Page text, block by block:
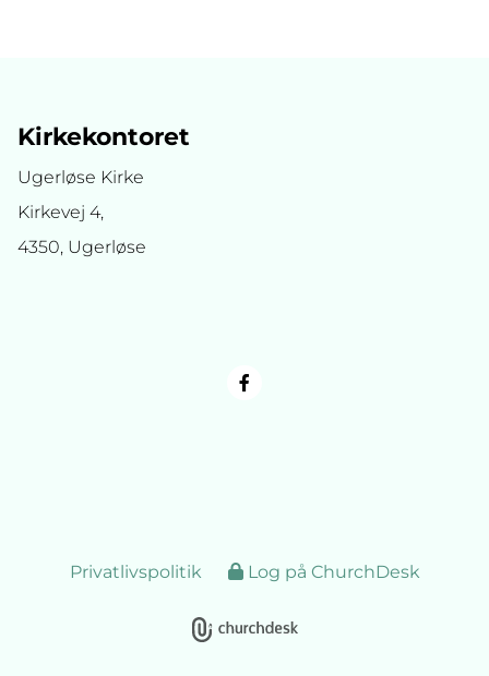
Kirkekontoret
Ugerløse Kirke
Kirkevej 4,
4350, Ugerløse
Privatlivspolitik Log på ChurchDesk